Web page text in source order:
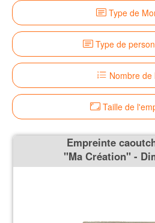
Type de
Type de
Nombre de
Taille de
Empreinte
''Ma Création'' -